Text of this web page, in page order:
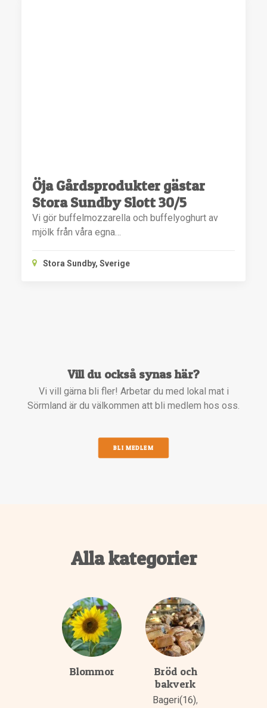
Öja Gårdsprodukter gästar
Stora Sundby Slott 30/5
Vi gör buffelmozzarella och buffelyoghurt av
mjölk från våra egna…
Stora Sundby, Sverige
Vill du också synas här?
Vi vill gärna bli fler! Arbetar du med lokal mat i
Sörmland är du välkommen att bli medlem hos oss.
BLI MEDLEM
Alla kategorier
Blommor
Bröd och
bakverk
Bageri(16),